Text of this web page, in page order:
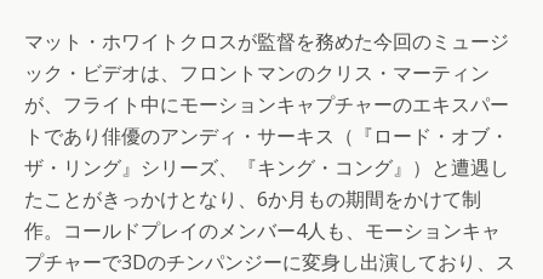
マット・ホワイトクロスが監督を務めた今回のミュージ
ック・ビデオは、フロントマンのクリス・マーティン
が、フライト中にモーションキャプチャーのエキスパー
トであり俳優のアンディ・サーキス（『ロード・オブ・
ザ・リング』シリーズ、『キング・コング』）と遭遇し
たことがきっかけとなり、6か月もの期間をかけて制
作。コールドプレイのメンバー4人も、モーションキャ
プチャーで3Dのチンパンジーに変身し出演しており、ス